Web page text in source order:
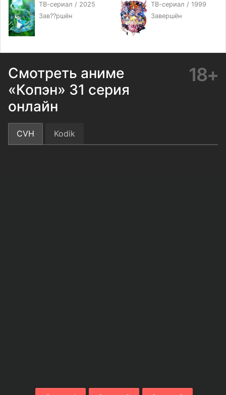
ТВ-сериал / 2025
Зав??ршён
ТВ-сериал / 1999
Завершён
Смотреть аниме
«Копэн» 31 серия
онлайн
18+
CVH Kodik